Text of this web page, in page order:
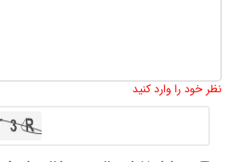
نظر خود را وارد کنید